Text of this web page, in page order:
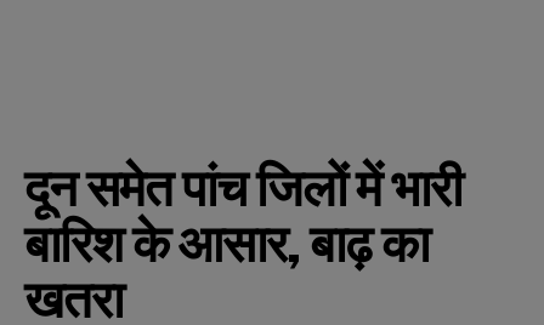
दून समेत पांच जिलों में भारी
बारिश के आसार, बाढ़ का
खतरा